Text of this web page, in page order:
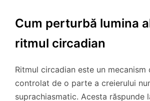
Cum perturbă lumina
ritmul circadian
Ritmul circadian este un mecanism
controlat de o parte a creierului
suprachiasmatic. Acesta răspunde